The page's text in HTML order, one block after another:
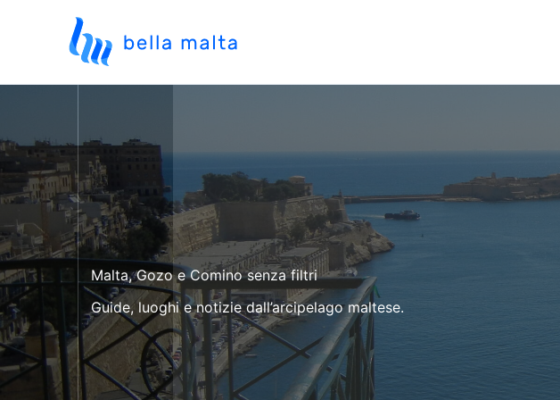
Malta, Gozo e Comino senza filtri
Guide, luoghi e notizie dall’arcipelago maltese.